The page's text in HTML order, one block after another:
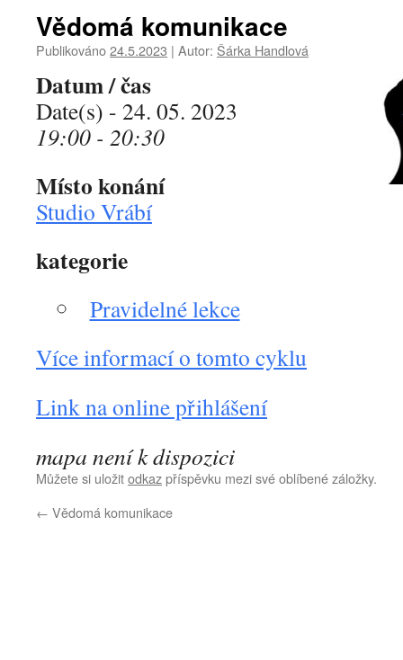
Vědomá komunikace
Publikováno24.5.2023 | Autor: Šárka Handlová
Datum / čas
Date(s) - 24. 05. 2023
19:00 - 20:30
Místo konání
Studio Vrábí
kategorie
Pravidelné lekce
Více informací o tomto cyklu
Link na online přihlášení
mapa není k dispozici
Můžete si uložitodkazpříspěvku mezi své oblíbené záložky.
← Vědomá komunikace